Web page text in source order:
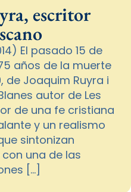
escritor
El pasado 15 de
años de la muerte
de Joaquim Ruyra i
autor de Les
de una fe cristiana
y un realismo
sintonizan
una de las
[…]